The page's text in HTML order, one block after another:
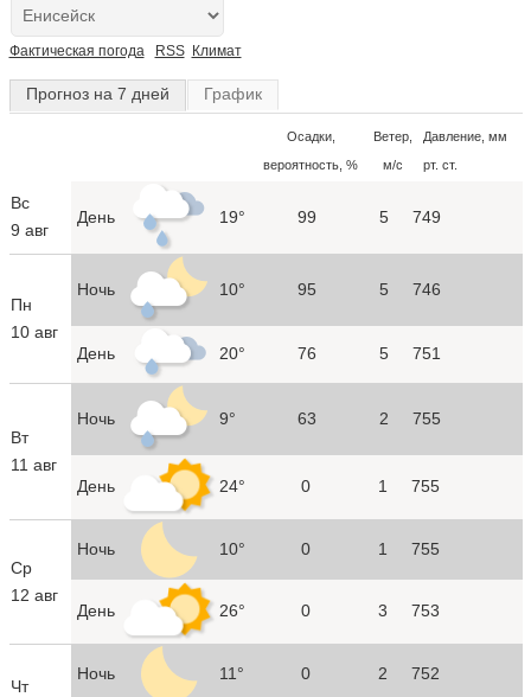
Фактическая погода RSS Климат
Прогноз на 7 дней График
Осадки,
вероятность, %
Ветер,
м/с
Давление, мм
рт. ст.
Вс
9 авг
День 19° 99 5 749
Пн
10 авг
Ночь 10° 95 5 746
День 20° 76 5 751
Вт
11 авг
Ночь 9° 63 2 755
День 24° 0 1 755
Ср
12 авг
Ночь 10° 0 1 755
День 26° 0 3 753
Чт
Ночь 11° 0 2 752